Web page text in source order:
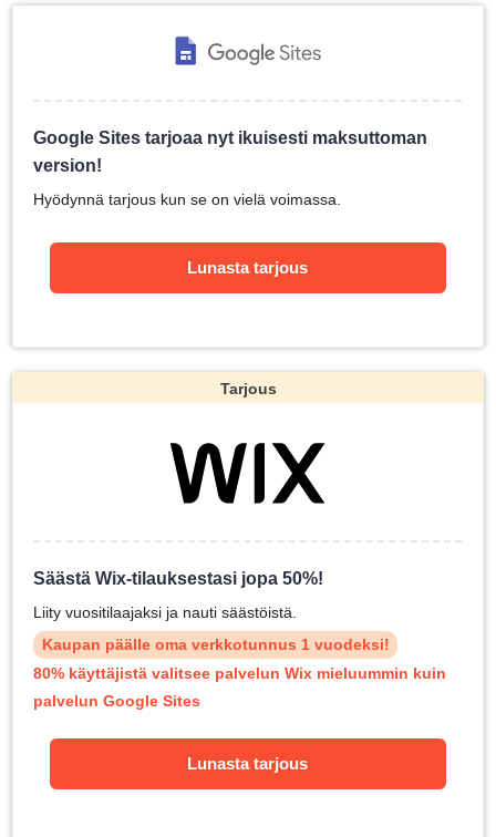
Google Sites tarjoaa nyt ikuisesti maksuttoman
version!
Hyödynnä tarjous kun se on vielä voimassa.
Lunasta tarjous
Tarjous
Säästä Wix-tilauksestasi jopa 50%!
Liity vuositilaajaksi ja nauti säästöistä.
Kaupan päälle oma verkkotunnus 1 vuodeksi!
80% käyttäjistä valitsee palvelun Wix mieluummin kuin
palvelun Google Sites
Lunasta tarjous